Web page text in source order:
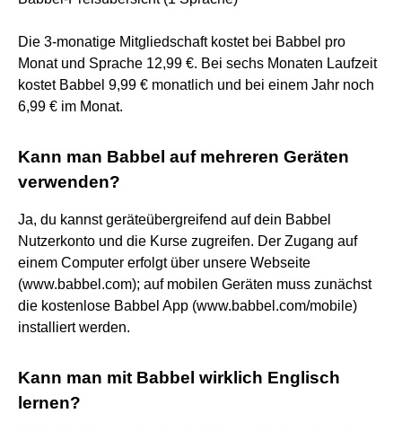
Die 3-monatige Mitgliedschaft kostet bei Babbel pro
Monat und Sprache 12,99 €. Bei sechs Monaten Laufzeit
kostet Babbel 9,99 € monatlich und bei einem Jahr noch
6,99 € im Monat.
Kann man Babbel auf mehreren Geräten
verwenden?
Ja, du kannst geräteübergreifend auf dein Babbel
Nutzerkonto und die Kurse zugreifen. Der Zugang auf
einem Computer erfolgt über unsere Webseite
(www.babbel.com); auf mobilen Geräten muss zunächst
die kostenlose Babbel App (www.babbel.com/mobile)
installiert werden.
Kann man mit Babbel wirklich Englisch
lernen?